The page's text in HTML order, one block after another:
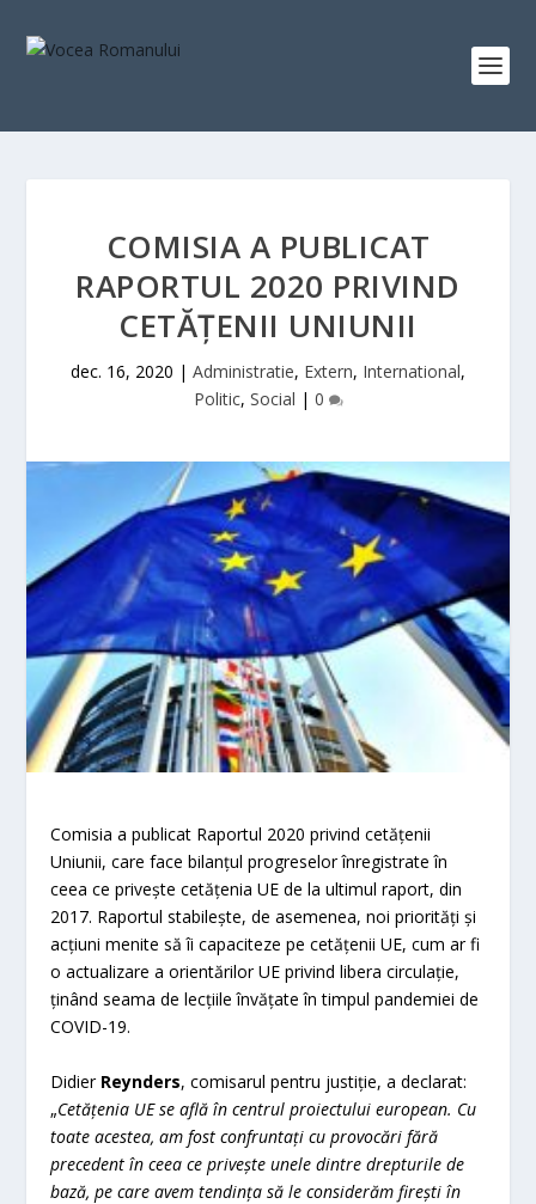
COMISIA A PUBLICAT
RAPORTUL 2020 PRIVIND
CETĂŢENII UNIUNII
dec. 16, 2020 | Administratie, Extern, International,
Politic, Social | 0
Comisia a publicat Raportul 2020 privind cetăţenii
Uniunii, care face bilanțul progreselor înregistrate în
ceea ce privește cetățenia UE de la ultimul raport, din
2017. Raportul stabilește, de asemenea, noi priorități și
acțiuni menite să îi capaciteze pe cetățenii UE, cum ar fi
o actualizare a orientărilor UE privind libera circulație,
ținând seama de lecțiile învățate în timpul pandemiei de
COVID-19.
Didier Reynders, comisarul pentru justiție, a declarat:
„Cetățenia UE se află în centrul proiectului european. Cu
toate acestea, am fost confruntați cu provocări fără
precedent în ceea ce privește unele dintre drepturile de
bază, pe care avem tendința să le considerăm firești în